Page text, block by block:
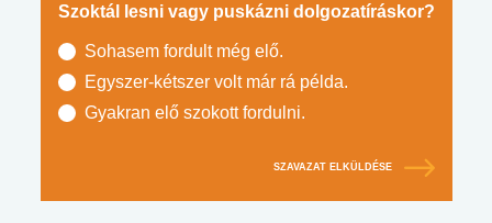
Szoktál lesni vagy puskázni dolgozatíráskor?
Sohasem fordult még elő.
Egyszer-kétszer volt már rá példa.
Gyakran elő szokott fordulni.
SZAVAZAT ELKÜLDÉSE